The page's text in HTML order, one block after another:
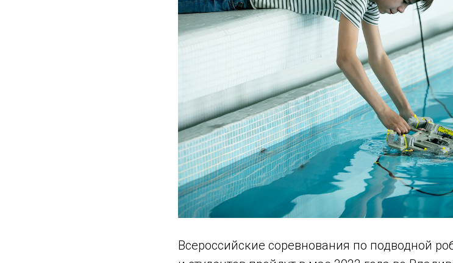
Всероссийские соревнования по подводной